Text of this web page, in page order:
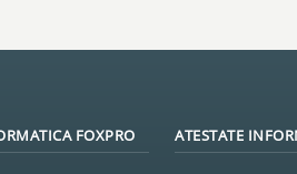
FOXPRO ATESTATE